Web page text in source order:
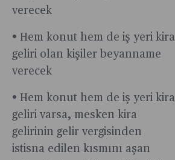
verecek
• Hem konut hem de iş yeri kira
geliri olan kişiler beyanname
verecek
• Hem konut hem de iş yeri kira
geliri varsa, mesken kira
gelirinin gelir vergisinden
istisna edilen kısmını aşan